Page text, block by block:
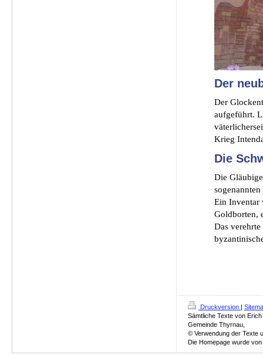
Der
Der
aufgeführt.
Krieg
Die
Die
Ein Inventar
Goldborten,
Das
Druckversion
Sämtliche Texte von
Gemeinde Thyrnau,
© Verwendung der Texte
Die Homepage wurde